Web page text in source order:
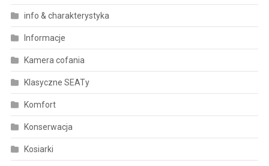
info & charakterystyka
Informacje
Kamera cofania
Klasyczne SEATy
Komfort
Konserwacja
Kosiarki